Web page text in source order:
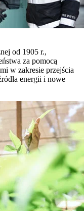
od 1905 r.,
za pomocą
w zakresie przejścia
energii i nowe